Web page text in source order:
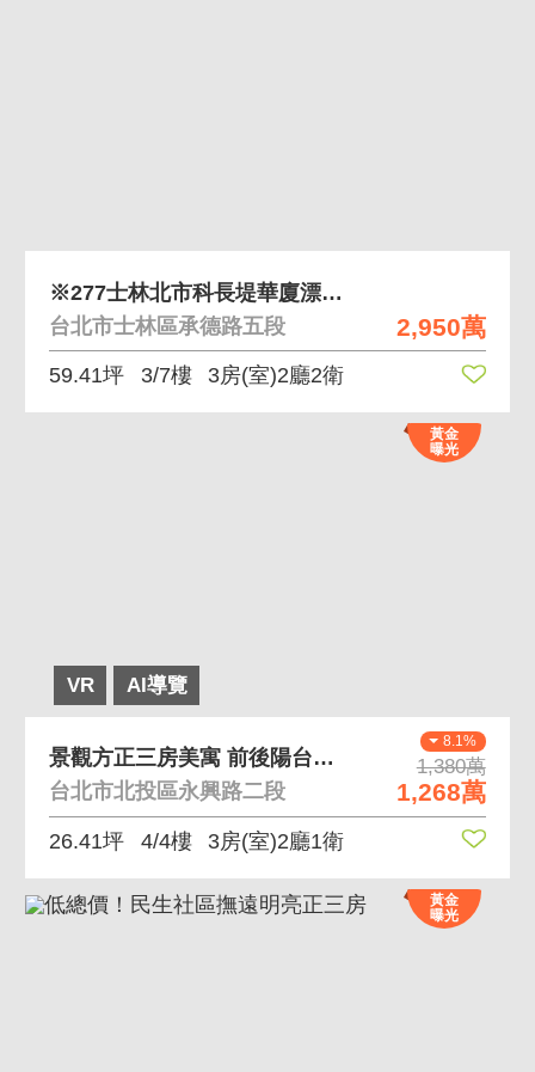
2,950萬
※277士林北市科長堤華廈漂亮三房車
台北市士林區承德路五段
59.41坪 3/7樓 3房(室)2廳2衛
VR AI導覽
黃金
曝光
8.1%
1,380萬
1,268萬
景觀方正三房美寓 前後陽台好規劃
台北市北投區永興路二段
26.41坪 4/4樓 3房(室)2廳1衛
黃金
曝光